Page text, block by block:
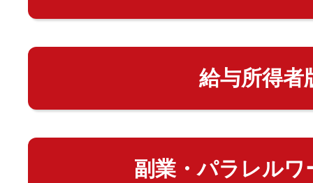
給与所得者
副業・パラレルワ